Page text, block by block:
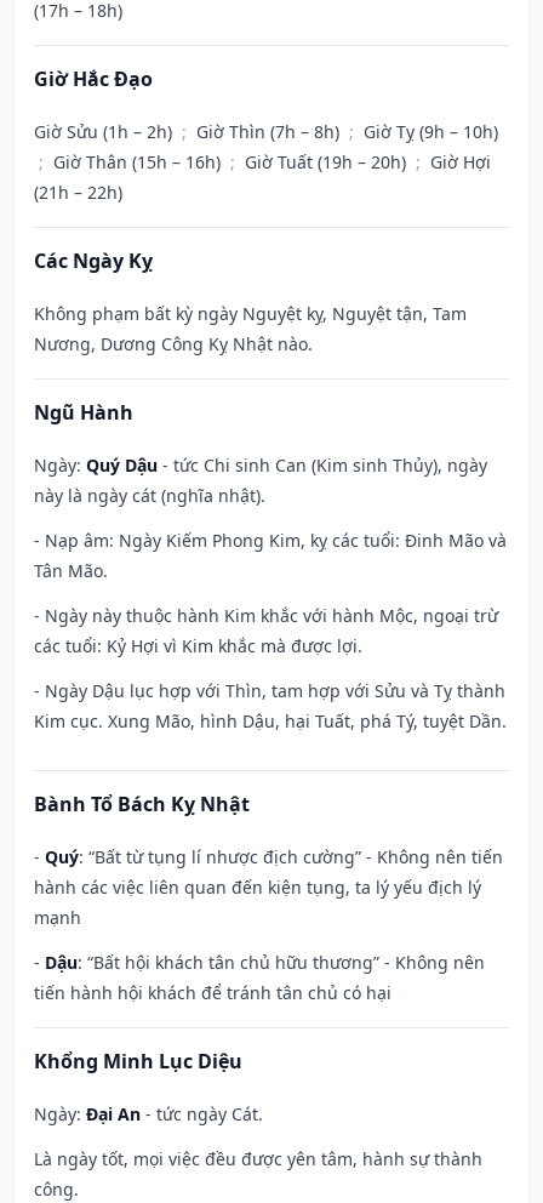
(17h – 18h)
Giờ Hắc Đạo
Giờ Sửu (1h – 2h) ; Giờ Thìn (7h – 8h) ; Giờ Tỵ (9h – 10h)
; Giờ Thân (15h – 16h) ; Giờ Tuất (19h – 20h) ; Giờ Hợi
(21h – 22h)
Các Ngày Kỵ
Không phạm bất kỳ ngày Nguyệt kỵ, Nguyệt tận, Tam
Nương, Dương Công Kỵ Nhật nào.
Ngũ Hành
Ngày: Quý Dậu - tức Chi sinh Can (Kim sinh Thủy), ngày
này là ngày cát (nghĩa nhật).
- Nạp âm: Ngày Kiếm Phong Kim, kỵ các tuổi: Đinh Mão và
Tân Mão.
- Ngày này thuộc hành Kim khắc với hành Mộc, ngoại trừ
các tuổi: Kỷ Hợi vì Kim khắc mà được lợi.
- Ngày Dậu lục hợp với Thìn, tam hợp với Sửu và Tỵ thành
Kim cục. Xung Mão, hình Dậu, hại Tuất, phá Tý, tuyệt Dần.
Bành Tổ Bách Kỵ Nhật
- Quý: “Bất từ tụng lí nhược địch cường” - Không nên tiến
hành các việc liên quan đến kiện tụng, ta lý yếu địch lý
mạnh
- Dậu: “Bất hội khách tân chủ hữu thương” - Không nên
tiến hành hội khách để tránh tân chủ có hại
Khổng Minh Lục Diệu
Ngày: Đại An - tức ngày Cát.
Là ngày tốt, mọi việc đều được yên tâm, hành sự thành
công.